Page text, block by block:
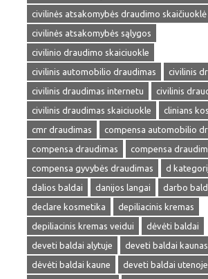
civilinės atsakomybės draudimo skaičiuoklė
civilinės atsakomybės sąlygos
civilinio draudimo skaiciuokle
civilinis automobilio draudimas
civilinis
civilinis draudimas internetu
civilinis
civilinis draudimas skaiciuokle
clinians
cmr draudimas
compensa automobilio
compensa draudimas
compensa
compensa gyvybės draudimas
d
dalios baldai
danijos langai darbo
declare kosmetika
depiliacinis kremas
depiliacinis kremas veidui
dėvėti baldai
deveti baldai alytuje
deveti baldai kaunas
dėvėti baldai kaune
deveti baldai utenoje